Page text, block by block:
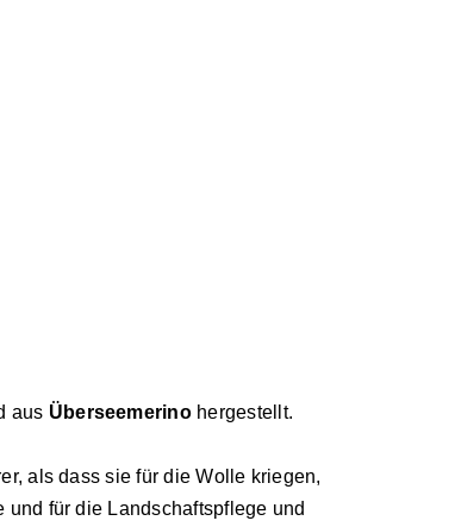
aus Überseemerinohergestellt.
als dass sie für die Wolle kriegen,
für die Landschaftspflege und